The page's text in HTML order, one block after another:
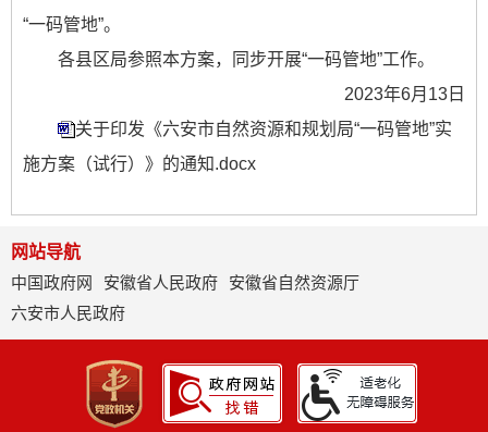
“一码管地”。
各县区局参照本方案，同步开展“一码管地”工作。
2023年6月13日
关于印发《六安市自然资源和规划局“一码管地”实
施方案（试行）》的通知.docx
网站导航
中国政府网
安徽省人民政府
安徽省自然资源厅
六安市人民政府